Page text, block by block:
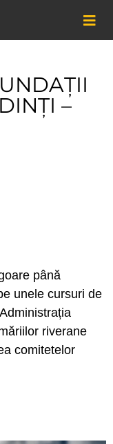
–
până
unele cursuri de
riverane
comitetelor